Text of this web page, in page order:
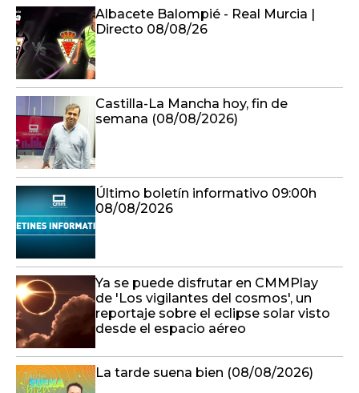
Albacete Balompié - Real Murcia |
Directo 08/08/26
Castilla-La Mancha hoy, fin de
semana (08/08/2026)
Último boletín informativo 09:00h
08/08/2026
Ya se puede disfrutar en CMMPlay
de 'Los vigilantes del cosmos', un
reportaje sobre el eclipse solar visto
desde el espacio aéreo
La tarde suena bien (08/08/2026)